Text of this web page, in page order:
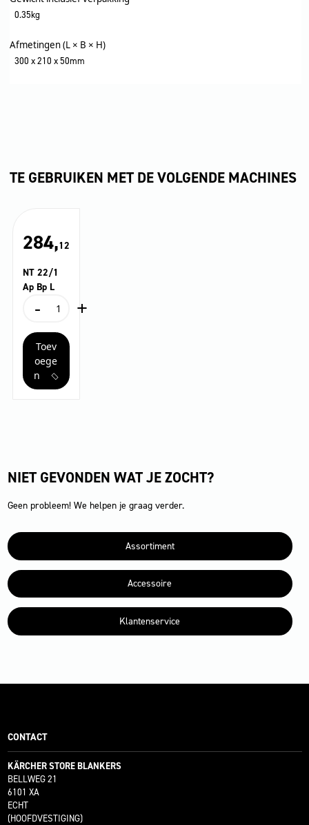
0.35kg
Afmetingen (L × B × H)
300 x 210 x 50mm
TE GEBRUIKEN MET DE VOLGENDE MACHINES
284,12
NT 22/1
Ap Bp L
-
NT
Ap
Bp
L
aantal
+
Toev
oege
n
NIET GEVONDEN WAT JE ZOCHT?
Geen probleem! We helpen je graag verder.
Assortiment
Accessoire
Klantenservice
CONTACT
KÄRCHER STORE BLANKERS
BELLWEG 21
6101 XA
ECHT
(HOOFDVESTIGING)